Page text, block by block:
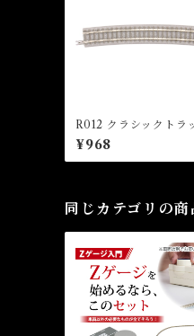
R012 クラシックトラ
曲線レール R490-
入) (CLASSIC
rved Track R490mm
¥968
同じカテゴリの商